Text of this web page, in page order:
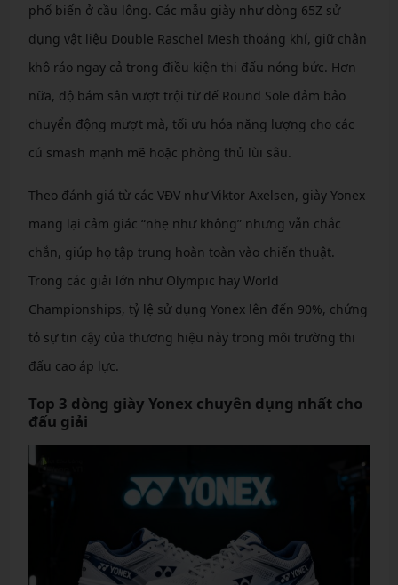
phổ biến ở cầu lông. Các mẫu giày như dòng 65Z sử
dụng vật liệu Double Raschel Mesh thoáng khí, giữ chân
khô ráo ngay cả trong điều kiện thi đấu nóng bức. Hơn
nữa, độ bám sân vượt trội từ đế Round Sole đảm bảo
chuyển động mượt mà, tối ưu hóa năng lượng cho các
cú smash mạnh mẽ hoặc phòng thủ lùi sâu.
Theo đánh giá từ các VĐV như Viktor Axelsen, giày Yonex
mang lại cảm giác “nhẹ như không” nhưng vẫn chắc
chắn, giúp họ tập trung hoàn toàn vào chiến thuật.
Trong các giải lớn như Olympic hay World
Championships, tỷ lệ sử dụng Yonex lên đến 90%, chứng
tỏ sự tin cậy của thương hiệu này trong môi trường thi
đấu cao áp lực.
Top 3 dòng giày Yonex chuyên dụng nhất cho
đấu giải